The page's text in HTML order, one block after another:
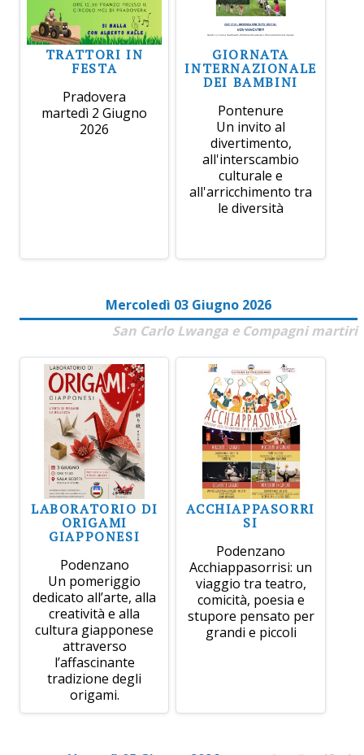
TRATTORI IN
FESTA
Pradovera
martedì 2 Giugno
2026
GIORNATA
INTERNAZIONALE
DEI BAMBINI
Pontenure
Un invito al
divertimento,
all'interscambio
culturale e
all'arricchimento tra
le diversità
Mercoledì 03 Giugno 2026
San Carlo Lwanga e Compagni martiri
LABORATORIO DI
ORIGAMI
GIAPPONESI
Podenzano
Un pomeriggio
dedicato all’arte, alla
creatività e alla
cultura giapponese
attraverso
l’affascinante
tradizione degli
origami.
ACCHIAPPASORRI
SI
Podenzano
Acchiappasorrisi: un
viaggio tra teatro,
comicità, poesia e
stupore pensato per
grandi e piccoli